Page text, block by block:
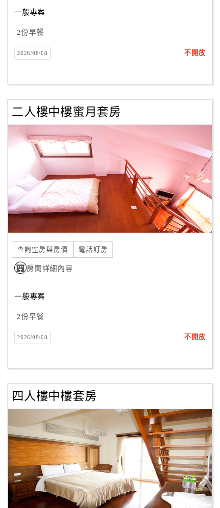
員
戶
客
服
聯
客
服
紅
利
查
訂
房
Q&A
旅
卡
房
請
款
收
據
一般專案
2份早餐
2026/08/08 不開放
二人樓中樓蜜月套房
查詢空房與房價 電話訂房
房間詳細內容
一般專案
2份早餐
2026/08/08 不開放
四人樓中樓套房